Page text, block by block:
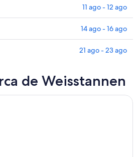
11 ago - 12 ago
14 ago - 16 ago
21 ago - 23 ago
de Weisstannen